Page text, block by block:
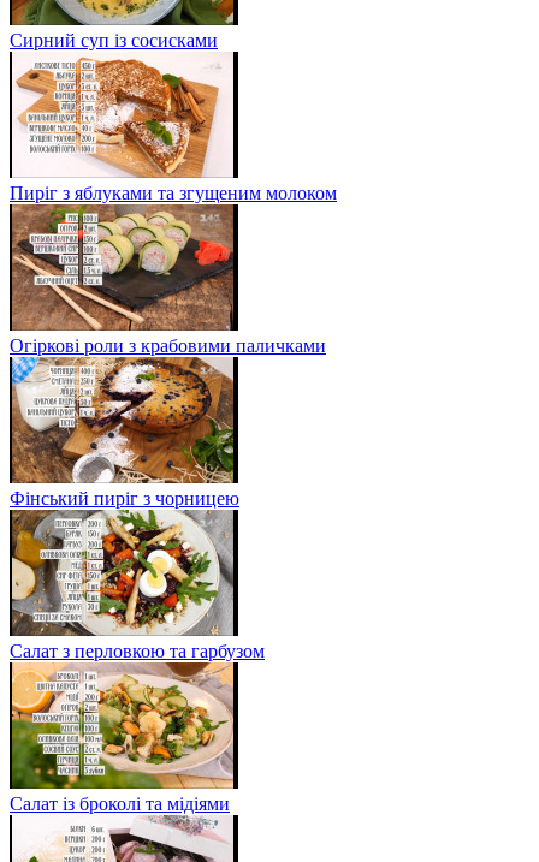
Сирний суп із сосисками
Пиріг з яблуками та згущеним молоком
Огіркові роли з крабовими паличками
Фінський пиріг з чорницею
Салат з перловкою та гарбузом
Салат із броколі та мідіями